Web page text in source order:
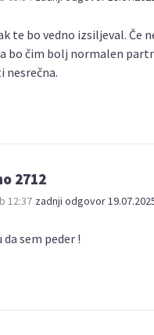
te bo vedno izsiljeval. Če
bo čim bolj normalen
nesrečna.
2712
12:37 zadnji odgovor
sem peder !